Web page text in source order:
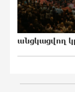
անցկացվող